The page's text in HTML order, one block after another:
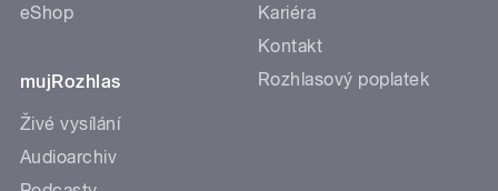
eShop
mujRozhlas
Živé vysílání
Audioarchiv
Kariéra
Kontakt
Rozhlasový poplatek